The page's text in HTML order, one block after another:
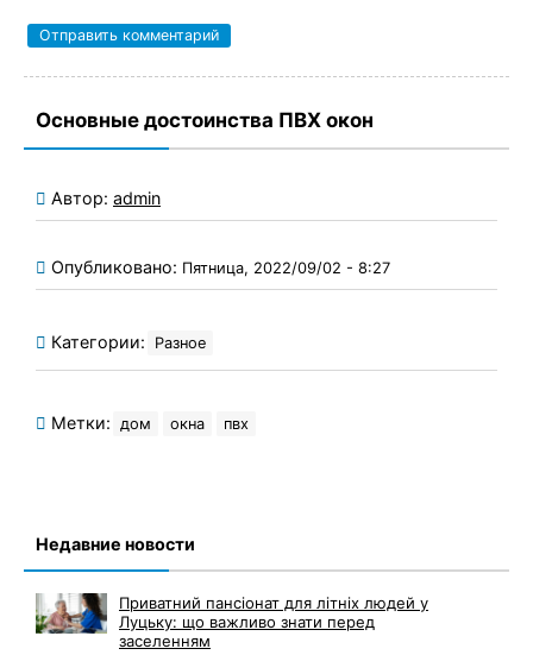
Основные достоинства ПВХ окон
Автор: admin
Опубликовано: Пятница, 2022/09/02 - 8:27
Категории: Разное
Метки: дом окна пвх
Недавние новости
Приватний пансіонат для літніх людей у
Луцьку: що важливо знати перед
заселенням